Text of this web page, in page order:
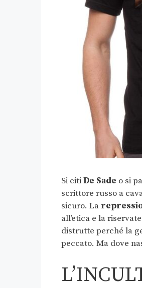
Si citiDe Sade o si
scrittore russo a
sicuro. La
all’etica e la
distrutte perché la
peccato. Ma dove